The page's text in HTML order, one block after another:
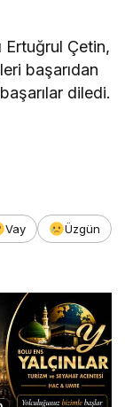
Ertuğrul Çetin,
başarıdan
diledi.
Vay
Üzgün